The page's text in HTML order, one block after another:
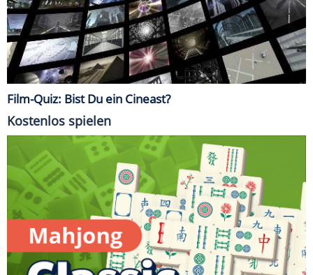
Film-Quiz: Bist Du ein Cineast?
Kostenlos spielen